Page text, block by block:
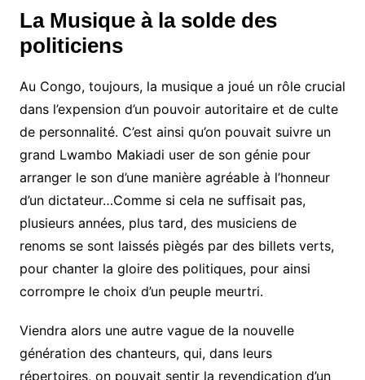
La Musique à la solde des
politiciens
Au Congo, toujours, la musique a joué un rôle crucial
dans l’expension d’un pouvoir autoritaire et de culte
de personnalité. C’est ainsi qu’on pouvait suivre un
grand Lwambo Makiadi user de son génie pour
arranger le son d’une manière agréable à l’honneur
d’un dictateur…Comme si cela ne suffisait pas,
plusieurs années, plus tard, des musiciens de
renoms se sont laissés piègés par des billets verts,
pour chanter la gloire des politiques, pour ainsi
corrompre le choix d’un peuple meurtri.
Viendra alors une autre vague de la nouvelle
génération des chanteurs, qui, dans leurs
répertoires, on pouvait sentir la revendication d’un